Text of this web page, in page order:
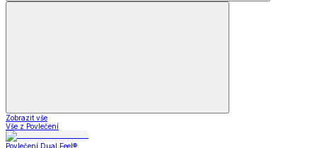
Zobrazit vše
Vše z Povlečení
Povlečení Dual Feel®